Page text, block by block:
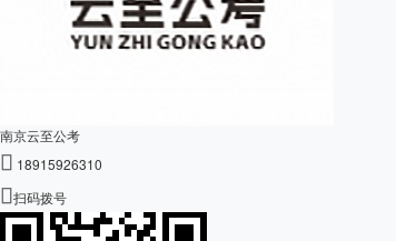
南京云至公考
 18915926310
扫码拨号